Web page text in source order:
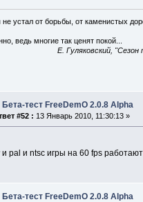
устал от борьбы, от каменистых
ведь многие так ценят покой...
E. Гуляковский,
Бета-тест FreeDemO 2.0.8 Alpha
#52 : 13 Январь 2010, 11:30:13 »
pal и ntsc игры на 60 fps
Бета-тест FreeDemO 2.0.8 Alpha